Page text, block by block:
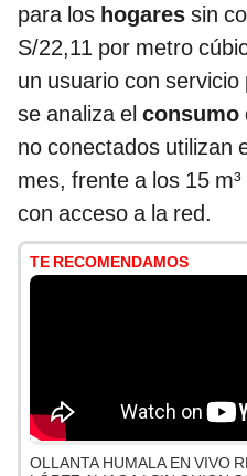
para los hogares sin
S/22,11 por metro
un usuario con
se analiza el consumo
no conectados utilizan
mes, frente a los 15
con acceso a la red.
TE RECOMENDAMOS
OLLANTA HUMALA EN VIVO